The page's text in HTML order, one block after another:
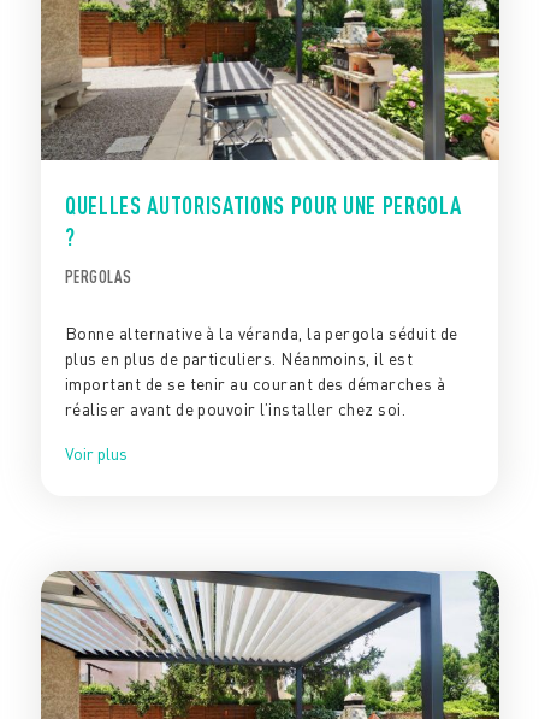
QUELLES AUTORISATIONS POUR UNE PERGOLA
?
PERGOLAS
Bonne alternative à la véranda, la pergola séduit de
plus en plus de particuliers. Néanmoins, il est
important de se tenir au courant des démarches à
réaliser avant de pouvoir l’installer chez soi.
Voir plus